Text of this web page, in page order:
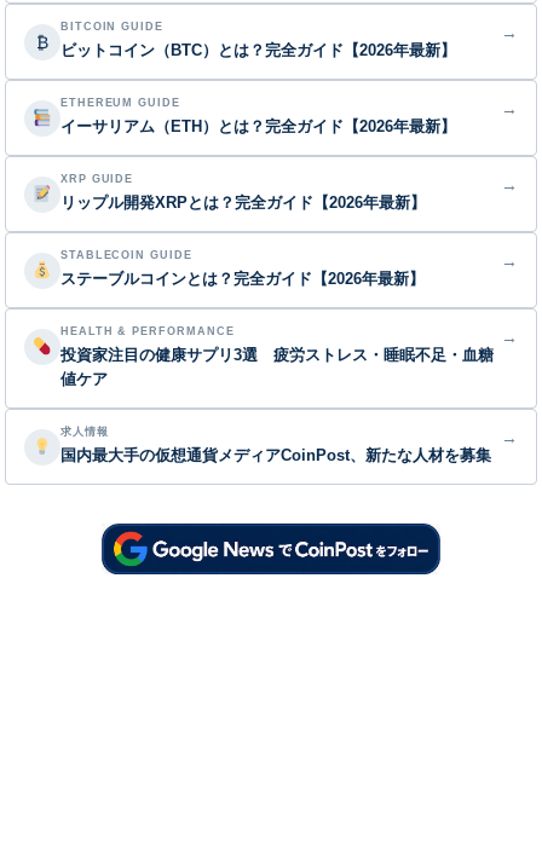
₿
BITCOIN GUIDE
ビットコイン（BTC）とは？完全ガイド【2026年最新】
→
ETHEREUM GUIDE
イーサリアム（ETH）とは？完全ガイド【2026年最新】
→
XRP GUIDE
リップル開発XRPとは？完全ガイド【2026年最新】
→
STABLECOIN GUIDE
ステーブルコインとは？完全ガイド【2026年最新】
→
HEALTH & PERFORMANCE
投資家注目の健康サプリ3選 疲労ストレス・睡眠不足・血糖
値ケア
→
求人情報
国内最大手の仮想通貨メディアCoinPost、新たな人材を募集
→